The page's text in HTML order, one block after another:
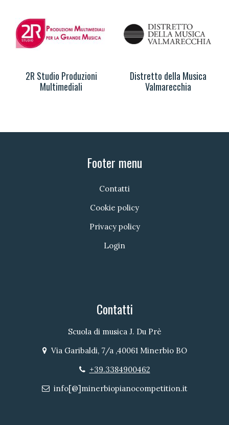
2R Studio Produzioni
Multimediali
Distretto della Musica
Valmarecchia
Footer menu
Contatti
Cookie policy
Privacy policy
Login
Contatti
Scuola di musica J. Du Prè
Indirizzo
Via Garibaldi, 7/a ,40061 Minerbio BO
Telefono
+39.3384900462
Email
info[@]minerbiopianocompetition.it